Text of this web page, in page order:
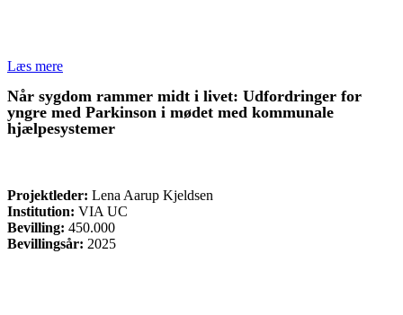
Læs mere
Når sygdom rammer midt i livet: Udfordringer for
yngre med Parkinson i mødet med kommunale
hjælpesystemer
Projektleder: Lena Aarup Kjeldsen
Institution: VIA UC
Bevilling: 450.000
Bevillingsår: 2025